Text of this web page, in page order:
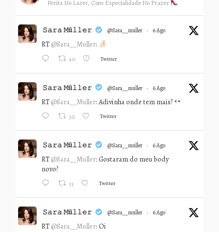
Perita No Lazer, Com Especialidade No Prazer
𝚂𝚊𝚛𝚊 𝙼ü𝚕𝚕𝚎𝚛 @sara__muller · 6 Ago
RT @Sara__Muller:
40 Twitter
𝚂𝚊𝚛𝚊 𝙼ü𝚕𝚕𝚎𝚛 @sara__muller · 6 Ago
RT @Sara__Muller: Adivinha onde tem mais?
30 Twitter
𝚂𝚊𝚛𝚊 𝙼ü𝚕𝚕𝚎𝚛 @sara__muller · 6 Ago
RT @Sara__Muller: Gostaram do meu body
novo?
31 Twitter
𝚂𝚊𝚛𝚊 𝙼ü𝚕𝚕𝚎𝚛 @sara__muller · 6 Ago
RT @Sara__Muller: Oi